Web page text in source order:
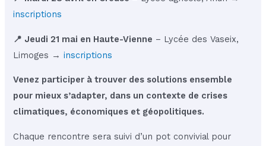
inscriptions
📍 Jeudi 21 mai en Haute-Vienne – Lycée des Vaseix,
Limoges →inscriptions
Venez participer à trouver des solutions ensemble
pour mieux s’adapter, dans un contexte de crises
climatiques, économiques et géopolitiques.
Chaque rencontre sera suivi d’un pot convivial pour